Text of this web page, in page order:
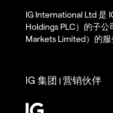
IG International Ltd 是
Holdings PLC）的子
Markets Limited）的服
IG 集团 |营销伙伴